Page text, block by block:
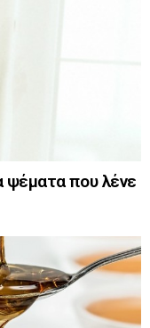
ψέματα που λένε